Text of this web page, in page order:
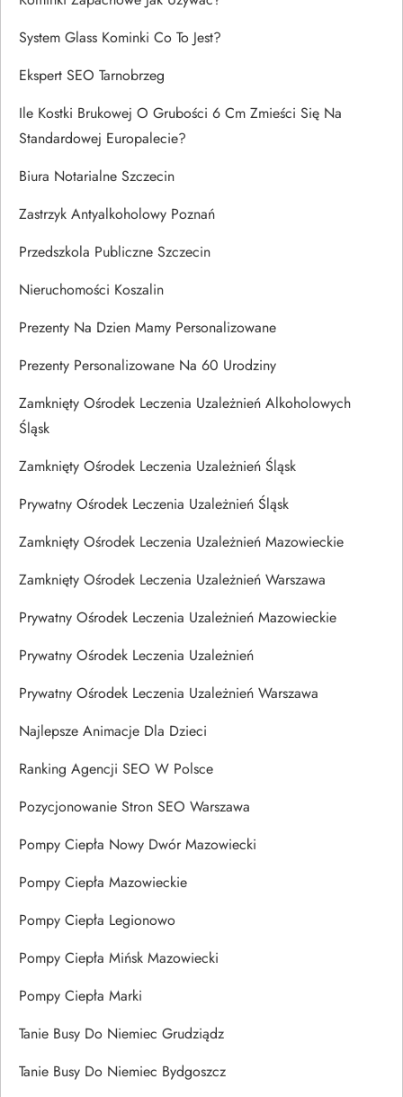
System Glass Kominki Co To Jest?
Ekspert SEO Tarnobrzeg
Ile Kostki Brukowej O Grubości 6 Cm Zmieści Się Na
Standardowej Europalecie?
Biura Notarialne Szczecin
Zastrzyk Antyalkoholowy Poznań
Przedszkola Publiczne Szczecin
Nieruchomości Koszalin
Prezenty Na Dzien Mamy Personalizowane
Prezenty Personalizowane Na 60 Urodziny
Zamknięty Ośrodek Leczenia Uzależnień Alkoholowych
Śląsk
Zamknięty Ośrodek Leczenia Uzależnień Śląsk
Prywatny Ośrodek Leczenia Uzależnień Śląsk
Zamknięty Ośrodek Leczenia Uzależnień Mazowieckie
Zamknięty Ośrodek Leczenia Uzależnień Warszawa
Prywatny Ośrodek Leczenia Uzależnień Mazowieckie
Prywatny Ośrodek Leczenia Uzależnień
Prywatny Ośrodek Leczenia Uzależnień Warszawa
Najlepsze Animacje Dla Dzieci
Ranking Agencji SEO W Polsce
Pozycjonowanie Stron SEO Warszawa
Pompy Ciepła Nowy Dwór Mazowiecki
Pompy Ciepła Mazowieckie
Pompy Ciepła Legionowo
Pompy Ciepła Mińsk Mazowiecki
Pompy Ciepła Marki
Tanie Busy Do Niemiec Grudziądz
Tanie Busy Do Niemiec Bydgoszcz